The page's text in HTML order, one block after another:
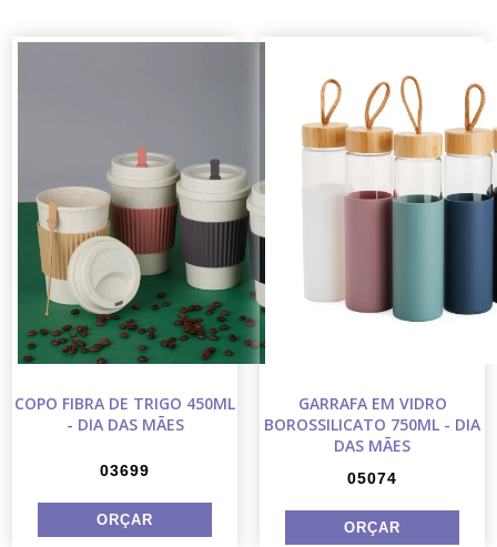
COPO FIBRA DE TRIGO 450ML
- DIA DAS MÃES
03699
GARRAFA EM VIDRO
BOROSSILICATO 750ML - DIA
DAS MÃES
05074